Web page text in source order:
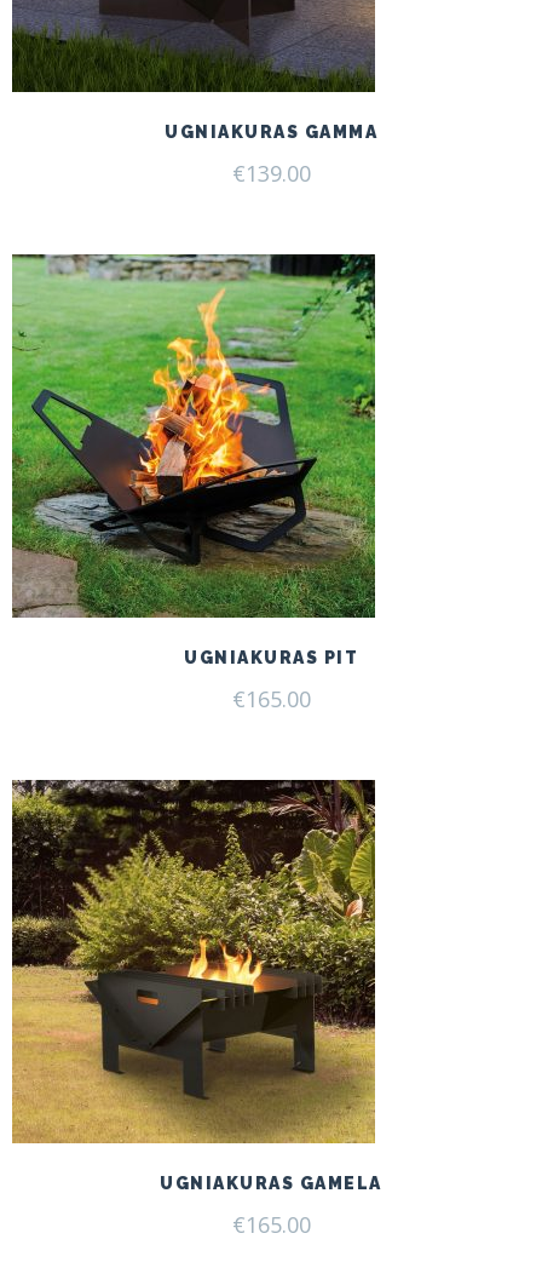
UGNIAKURAS GAMMA
€139.00
UGNIAKURAS PIT
€165.00
UGNIAKURAS GAMELA
€165.00